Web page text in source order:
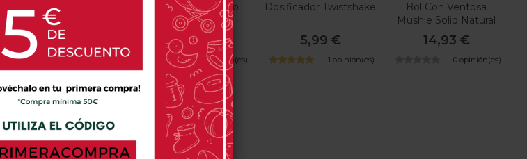
Bugaboo Giraffe
239,00 €
0 opinión(es)
Biberón Anticólico
Twistshake
8,99 €
1 opinión(es)
Dosificador Twistshake
5,99 €
1 opinión(es)
Bol Con Ventosa
Mushie Solid Natural
12X12X5 Cm
14,93 €
0 opinión(es)
OPINIONES